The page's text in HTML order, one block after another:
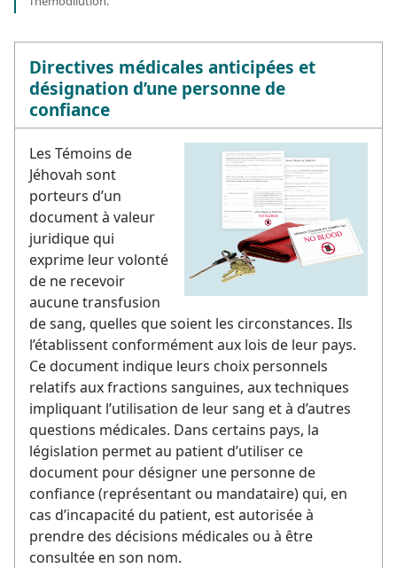
Directives médicales anticipées et
désignation d’une personne de
confiance
Les Témoins de
Jéhovah sont
porteurs d’un
document à valeur
juridique qui
exprime leur volonté
de ne recevoir
aucune transfusion
de sang, quelles que soient les circonstances. Ils
l’établissent conformément aux lois de leur pays.
Ce document indique leurs choix personnels
relatifs aux fractions sanguines, aux techniques
impliquant l’utilisation de leur sang et à d’autres
questions médicales. Dans certains pays, la
législation permet au patient d’utiliser ce
document pour désigner une personne de
confiance (représentant ou mandataire) qui, en
cas d’incapacité du patient, est autorisée à
prendre des décisions médicales ou à être
consultée en son nom.